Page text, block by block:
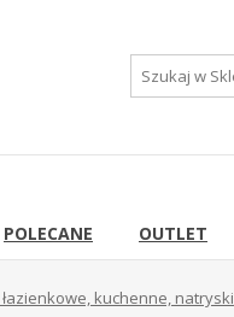
POLECANE OUTLET
kuchenne, natryski